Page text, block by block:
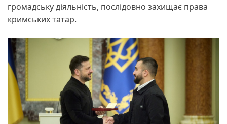
громадську діяльність, послідовно захищає права
кримських татар.